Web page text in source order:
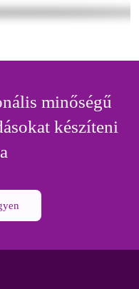
minőségű
készíteni